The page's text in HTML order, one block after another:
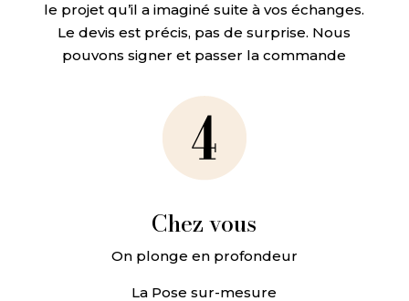
le projet qu’il a imaginé suite à vos échanges.
Le devis est précis, pas de surprise. Nous
pouvons signer et passer la commande
Chez vous
On plonge en profondeur
La Pose sur-mesure